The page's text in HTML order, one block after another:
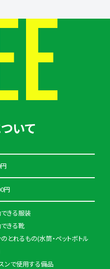
いて
円
できる服装
できる靴
のとれるもの(水筒・ペットボトル
スンで使用する備品